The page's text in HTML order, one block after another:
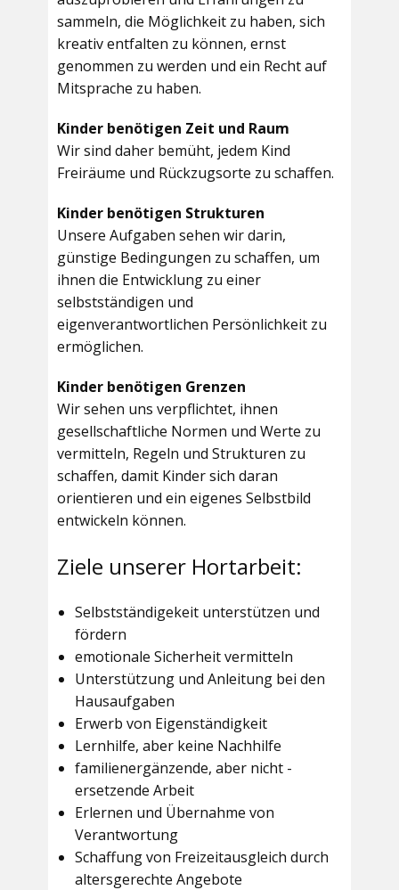
sammeln, die Möglichkeit zu haben, sich
kreativ entfalten zu können, ernst
genommen zu werden und ein Recht auf
Mitsprache zu haben.
Kinder benötigen Zeit und Raum
Wir sind daher bemüht, jedem Kind
Freiräume und Rückzugsorte zu schaffen.
Kinder benötigen Strukturen
Unsere Aufgaben sehen wir darin,
günstige Bedingungen zu schaffen, um
ihnen die Entwicklung zu einer
selbstständigen und
eigenverantwortlichen Persönlichkeit zu
ermöglichen.
Kinder benötigen Grenzen
Wir sehen uns verpflichtet, ihnen
gesellschaftliche Normen und Werte zu
vermitteln, Regeln und Strukturen zu
schaffen, damit Kinder sich daran
orientieren und ein eigenes Selbstbild
entwickeln können.
Ziele unserer Hortarbeit:
Selbstständigekeit unterstützen und
fördern
emotionale Sicherheit vermitteln
Unterstützung und Anleitung bei den
Hausaufgaben
Erwerb von Eigenständigkeit
Lernhilfe, aber keine Nachhilfe
familienergänzende, aber nicht -
ersetzende Arbeit
Erlernen und Übernahme von
Verantwortung
Schaffung von Freizeitausgleich durch
altersgerechte Angebote